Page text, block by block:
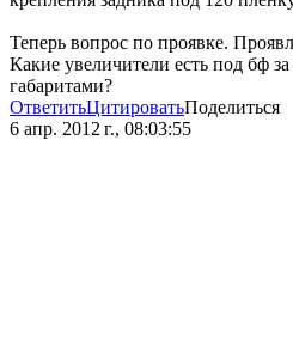
Теперь вопрос по проявке.
Какие увеличители есть под бф
габаритами?
ОтветитьЦитироватьПоделиться
6 апр. 2012 г., 08:03:55